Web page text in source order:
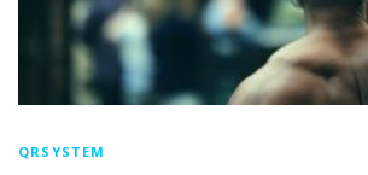
QRSYSTEM